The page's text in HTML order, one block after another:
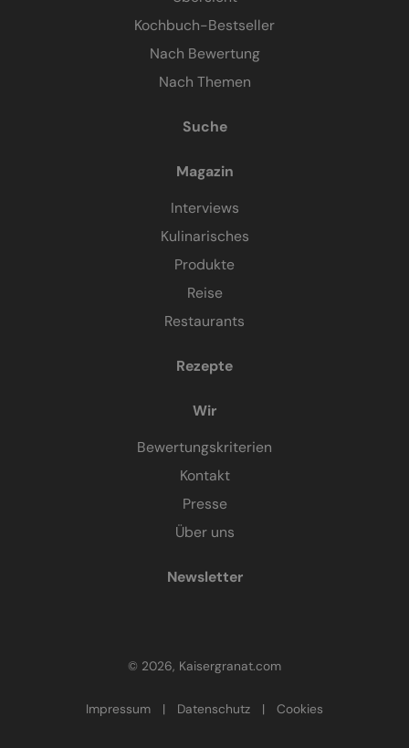
Kochbuch-Bestseller
Nach Bewertung
Nach Themen
Suche
Magazin
Interviews
Kulinarisches
Produkte
Reise
Restaurants
Rezepte
Wir
Bewertungskriterien
Kontakt
Presse
Über uns
Newsletter
© 2026, Kaisergranat.com
Impressum | Datenschutz | Cookies